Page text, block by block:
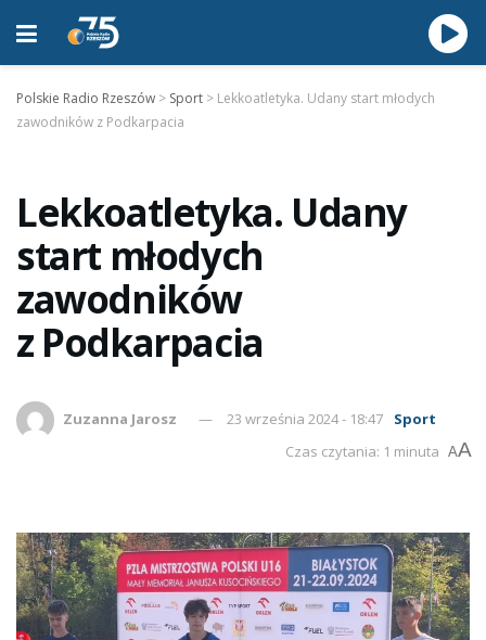
Polskie Radio Rzeszów > Sport > Lekkoatletyka. Udany start młodych
zawodników z Podkarpacia
Lekkoatletyka. Udany
start młodych
zawodników
z Podkarpacia
Zuzanna Jarosz 23 września 2024 - 18:47
Sport
Czas czytania: 1 minuta AA